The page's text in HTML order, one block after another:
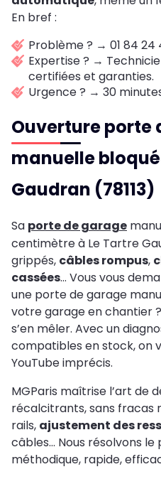
En bref :
Problème ? → 01 84
Expertise ? →
certifiées et garanties.
Urgence ? → 30
Ouverture porte
manuelle
Gaudran (78113)
Sa porte de garage
centimètre à Le Tartre
grippés, câbles rompus,
cassées… Vous vous
une porte de garage
votre garage en chantier
s’en mêler. Avec un
compatibles en stock, on
YouTube imprécis.
MGParis maîtrise l’art de
récalcitrants, sans fracas
rails, ajustement des
câbles… Nous résolvons
méthodique, rapide,